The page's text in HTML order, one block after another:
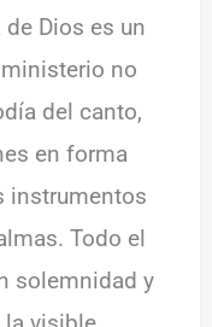
Dios es un
no
del canto,
en forma
instrumentos
Todo el
solemnidad y